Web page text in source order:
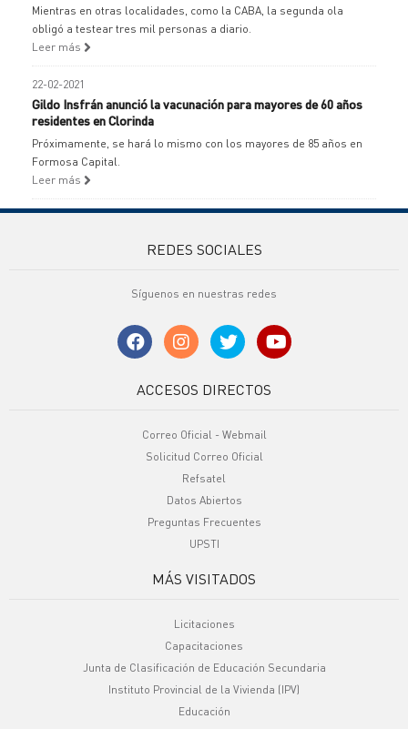
Mientras en otras localidades, como la CABA, la segunda ola
obligó a testear tres mil personas a diario.
Leer más
22-02-2021
Gildo Insfrán anunció la vacunación para mayores de 60 años
residentes en Clorinda
Próximamente, se hará lo mismo con los mayores de 85 años en
Formosa Capital.
Leer más
REDES SOCIALES
Síguenos en nuestras redes
ACCESOS DIRECTOS
Correo Oficial - Webmail
Solicitud Correo Oficial
Refsatel
Datos Abiertos
Preguntas Frecuentes
UPSTI
MÁS VISITADOS
Licitaciones
Capacitaciones
Junta de Clasificación de Educación Secundaria
Instituto Provincial de la Vivienda (IPV)
Educación